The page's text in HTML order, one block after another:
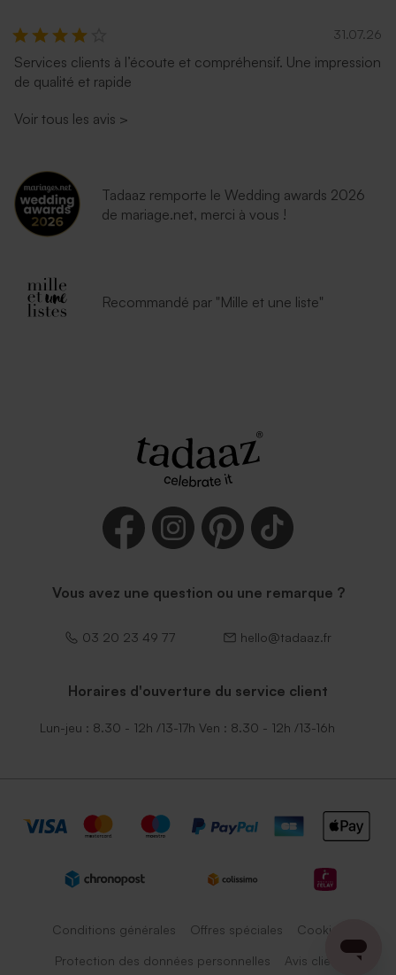
31.07.26
Services clients à l’écoute et compréhensif. Une impression
de qualité et rapide
Voir tous les avis >
Tadaaz remporte le Wedding awards 2026
de mariage.net, merci à vous !
Recommandé par "Mille et une liste"
Vous avez une question ou une remarque ?
03 20 23 49 77 hello@tadaaz.fr
Horaires d'ouverture du service client
Lun-jeu : 8.30 - 12h /13-17h Ven : 8.30 - 12h /13-16h
Conditions générales Offres spéciales Cookies
Protection des données personnelles Avis client